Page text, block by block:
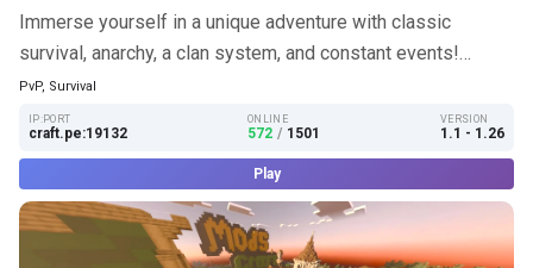
Immerse yourself in a unique adventure with classic
survival, anarchy, a clan system, and constant events!…
PvP, Survival
IP:PORT
craft.pe:19132
ONLINE
572 / 1501
VERSION
1.1 - 1.26
Play